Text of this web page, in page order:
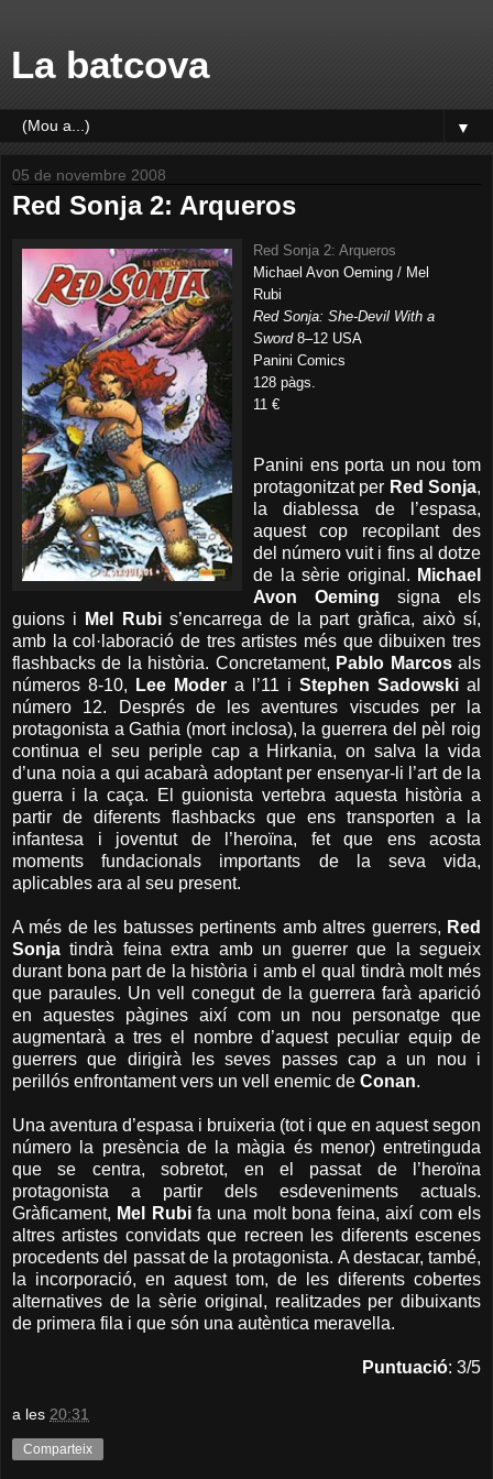
La batcova
▼
05 de novembre 2008
Red Sonja 2: Arqueros
Red Sonja 2: Arqueros
Michael Avon Oeming / Mel
Rubi
Red Sonja: She-Devil With a
Sword8–12 USA
Panini Comics
128 pàgs.
11 €
Panini ens porta un nou tom
protagonitzat per Red Sonja,
la diablessa de l’espasa,
aquest cop recopilant des
del número vuit i fins al dotze
de la sèrie original. Michael
Avon Oeming signa els
guions i
Mel Rubis’encarrega de la part gràfica, això sí,
amb la col·laboració de tres artistes més que dibuixen tres
flashbacks de la història. Concretament, Pablo Marcosals
números 8-10,
Lee Moder a l’11 i Stephen Sadowski al
número 12. Després de les aventures viscudes per la
protagonista a Gathia (mort inclosa), la guerrera del pèl roig
continua el seu periple cap a Hirkania, on salva la vida
d’una noia a qui acabarà adoptant per ensenyar-li l’art de la
guerra i la caça. El guionista vertebra aquesta història a
partir de diferents flashbacks que ens transporten a la
infantesa i joventut de l’heroïna, fet que ens acosta
moments fundacionals importants de la seva vida,
aplicables ara al seu present.
A més de les batusses pertinents amb altres guerrers, Red
Sonja tindrà feina extra amb un guerrer que la segueix
durant bona part de la història i amb el qual tindrà molt més
que paraules. Un vell conegut de la guerrera farà aparició
en aquestes pàgines així com un nou personatge que
augmentarà a tres el nombre d’aquest peculiar equip de
guerrers que dirigirà les seves passes cap a un nou i
perillós enfrontament vers un vell enemic de Conan.
Una aventura d’espasa i bruixeria (tot i que en aquest segon
número la presència de la màgia és menor) entretinguda
que se centra, sobretot, en el passat de l’heroïna
protagonista a partir dels esdeveniments actuals.
Gràficament, Mel Rubifa una molt bona feina, així com els
altres artistes convidats que recreen les diferents escenes
procedents del passat de la protagonista. A destacar, també,
la incorporació, en aquest tom, de les diferents cobertes
alternatives de la sèrie original, realitzades per dibuixants
de primera fila i que són una autèntica meravella.
Puntuació: 3/5
a les 20:31
Comparteix